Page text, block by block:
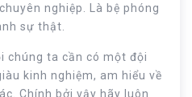
chuyên nghiệp. Là bệ phóng
sự thật.
chúng ta cần có một đội
kinh nghiệm, am hiểu về
Chính bởi vậy hãy luôn